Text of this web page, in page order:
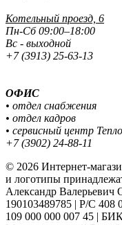
Котельный проезд, 6
Пн-Сб 09:00–18:00
Вс - выходной
+7 (3913) 25-63-13
ОФИС
• отдел снабжения
• отдел кадров
• сервисный центр
+7 (3902) 24-88-11
© 2026 Интернет-
и логотипы
Александр
190103489785 | Р/С 408
109 000 000 007 45 |